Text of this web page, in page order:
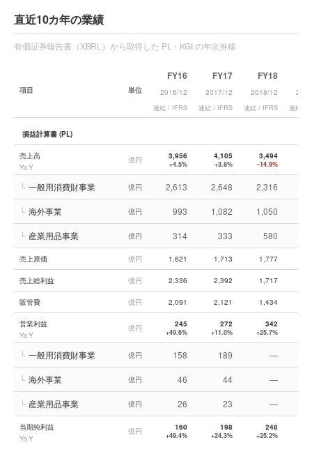
直近10カ年の業績
有価証券報告書（XBRL）から取得した PL・KGI の年次推移
項目 単位
FY16
2016/12
連結 / IFRS
FY17
2017/12
連結 / IFRS
FY18
2018/12
連結 / IFRS 連結 /
損益計算書 (PL)
売上高
YoY
億円 3,956
+4.5%
4,105
+3.8%
3,494
−14.9%
└ 一般用消費財事業 億円 2,613 2,648 2,316
└ 海外事業 億円 993 1,082 1,050
└ 産業用品事業 億円 314 333 580
売上原価 億円 1,621 1,713 1,777
売上総利益 億円 2,336 2,392 1,717
販管費 億円 2,091 2,121 1,434
営業利益
YoY
億円 245
+49.6%
272
+11.0%
342
+25.7%
└ 一般用消費財事業 億円 158 189 —
└ 海外事業 億円 46 44 —
└ 産業用品事業 億円 26 23 —
当期純利益
YoY
億円 160
+49.4%
198
+24.3%
248
+25.2%